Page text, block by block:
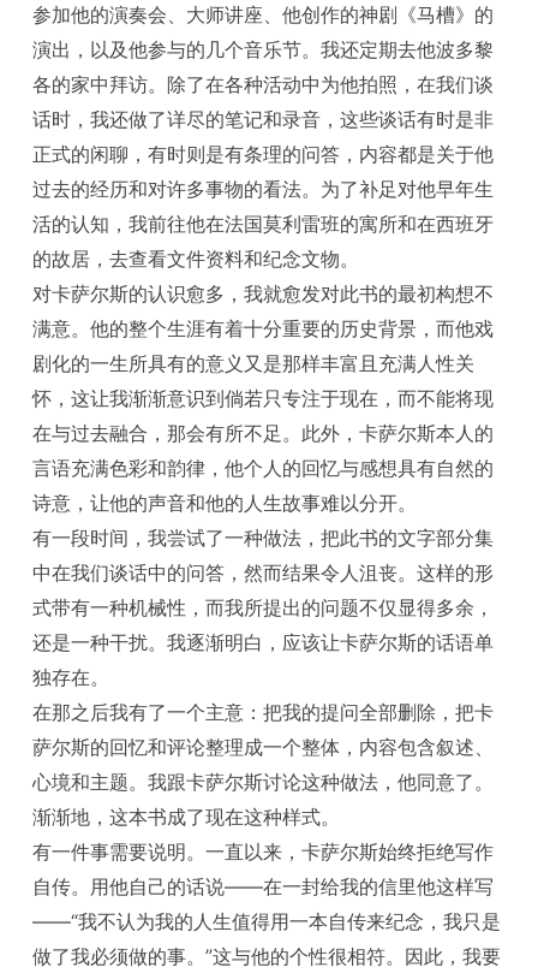
参加他的演奏会、大师讲座、他创作的神剧《马槽》的
演出，以及他参与的几个音乐节。我还定期去他波多黎
各的家中拜访。除了在各种活动中为他拍照，在我们谈
话时，我还做了详尽的笔记和录音，这些谈话有时是非
正式的闲聊，有时则是有条理的问答，内容都是关于他
过去的经历和对许多事物的看法。为了补足对他早年生
活的认知，我前往他在法国莫利雷班的寓所和在西班牙
的故居，去查看文件资料和纪念文物。
对卡萨尔斯的认识愈多，我就愈发对此书的最初构想不
满意。他的整个生涯有着十分重要的历史背景，而他戏
剧化的一生所具有的意义又是那样丰富且充满人性关
怀，这让我渐渐意识到倘若只专注于现在，而不能将现
在与过去融合，那会有所不足。此外，卡萨尔斯本人的
言语充满色彩和韵律，他个人的回忆与感想具有自然的
诗意，让他的声音和他的人生故事难以分开。
有一段时间，我尝试了一种做法，把此书的文字部分集
中在我们谈话中的问答，然而结果令人沮丧。这样的形
式带有一种机械性，而我所提出的问题不仅显得多余，
还是一种干扰。我逐渐明白，应该让卡萨尔斯的话语单
独存在。
在那之后我有了一个主意：把我的提问全部删除，把卡
萨尔斯的回忆和评论整理成一个整体，内容包含叙述、
心境和主题。我跟卡萨尔斯讨论这种做法，他同意了。
渐渐地，这本书成了现在这种样式。
有一件事需要说明。一直以来，卡萨尔斯始终拒绝写作
自传。用他自己的话说——在一封给我的信里他这样写
——“我不认为我的人生值得用一本自传来纪念，我只是
做了我必须做的事。”这与他的个性很相符。因此，我要